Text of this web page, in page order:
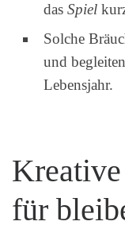
das Spiel
Solche
und
Lebensjahr.
für